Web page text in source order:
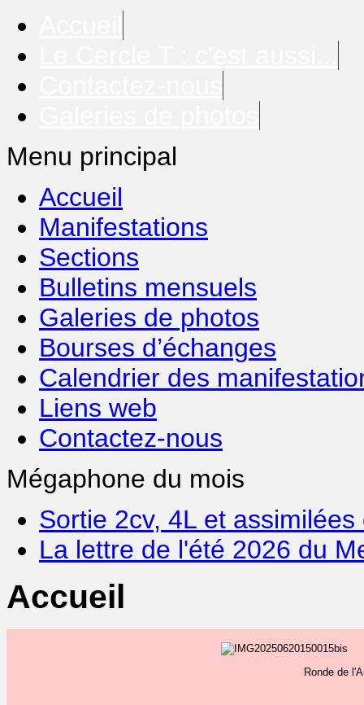
Menu principal
Accueil
Manifestations
Sections
Bulletins mensuels
Galeries de photos
Bourses d’échanges
Calendrier des
Liens web
Contactez-nous
Mégaphone du mois
Sortie 2cv, 4L et
La lettre de l'été 2026 du
Accueil
Ronde de